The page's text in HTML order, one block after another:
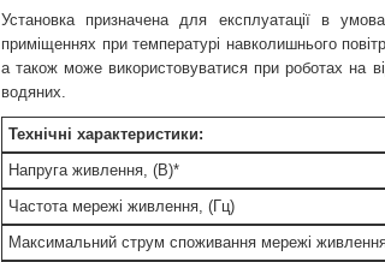
Установка призначена для експлуатації в
приміщеннях при температурі навколишнього
а також може використовуватися при роботах на
водяних.
Технічні характеристики:
Напруга живлення, (В)*
Частота мережі живлення, (Гц)
Максимальний струм споживання мережі